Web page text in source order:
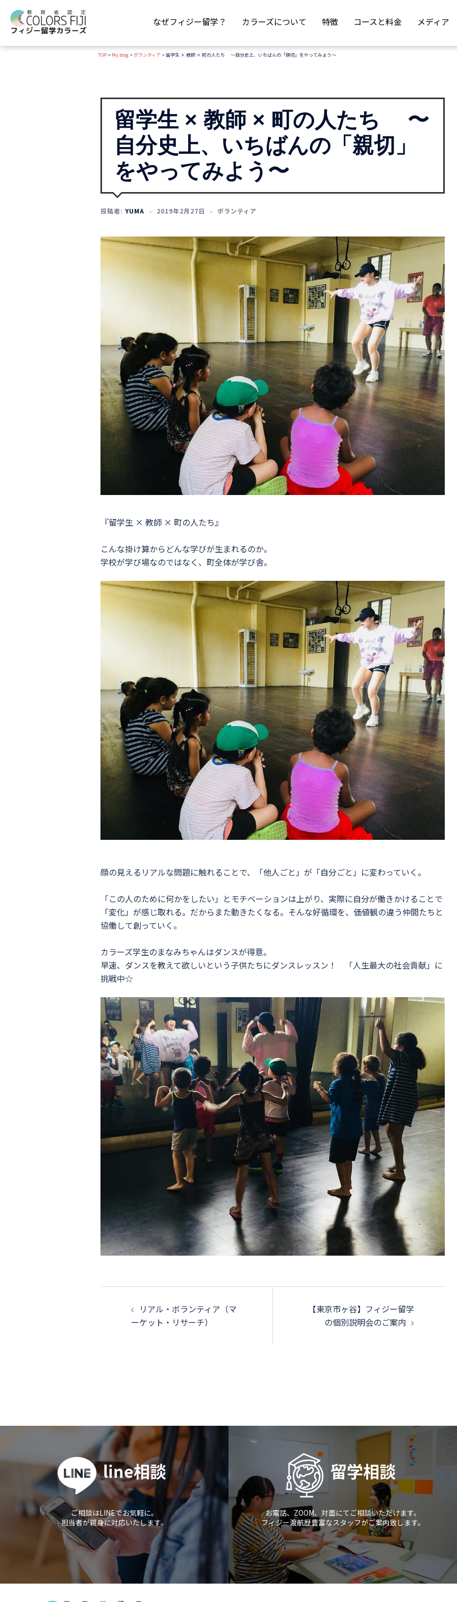
ン
なぜフィジー留学？ カラーズについて 特徴 コースと料金 メディア
TOP > My blog >ボランティア >留学生 × 教師 × 町の人たち 〜自分史上、いちばんの「親切」をやってみよう〜
留学生 × 教師 × 町の人たち 〜
自分史上、いちばんの「親切」
をやってみよう〜
投稿者: YUMA 2019年2月27日 ボランティア
『留学生 × 教師 × 町の人たち』
こんな掛け算からどんな学びが生まれるのか。
学校が学び場なのではなく、町全体が学び舎。
顔の見えるリアルな問題に触れることで、「他人ごと」が「自分ごと」に変わっていく。
「この人のために何かをしたい」とモチベーションは上がり、実際に自分が働きかけることで
「変化」が感じ取れる。だからまた動きたくなる。そんな好循環を、価値観の違う仲間たちと
協働して創っていく。
カラーズ学生のまなみちゃんはダンスが得意。
早速、ダンスを教えて欲しいという子供たちにダンスレッスン！ 「人生最大の社会貢献」に
挑戦中☆
シ
ョ
ン
リアル・ボランティア（マ
ーケット・リサーチ）
【東京市ヶ谷】フィジー留学
の個別説明会のご案内
line相談
ご相談はLINEでお気軽に。
担当者が親身に対応いたします。
留学相談
お電話、ZOOM、対面にてご相談いただけます。
フィジー渡航歴豊富なスタッフがご案内致します。